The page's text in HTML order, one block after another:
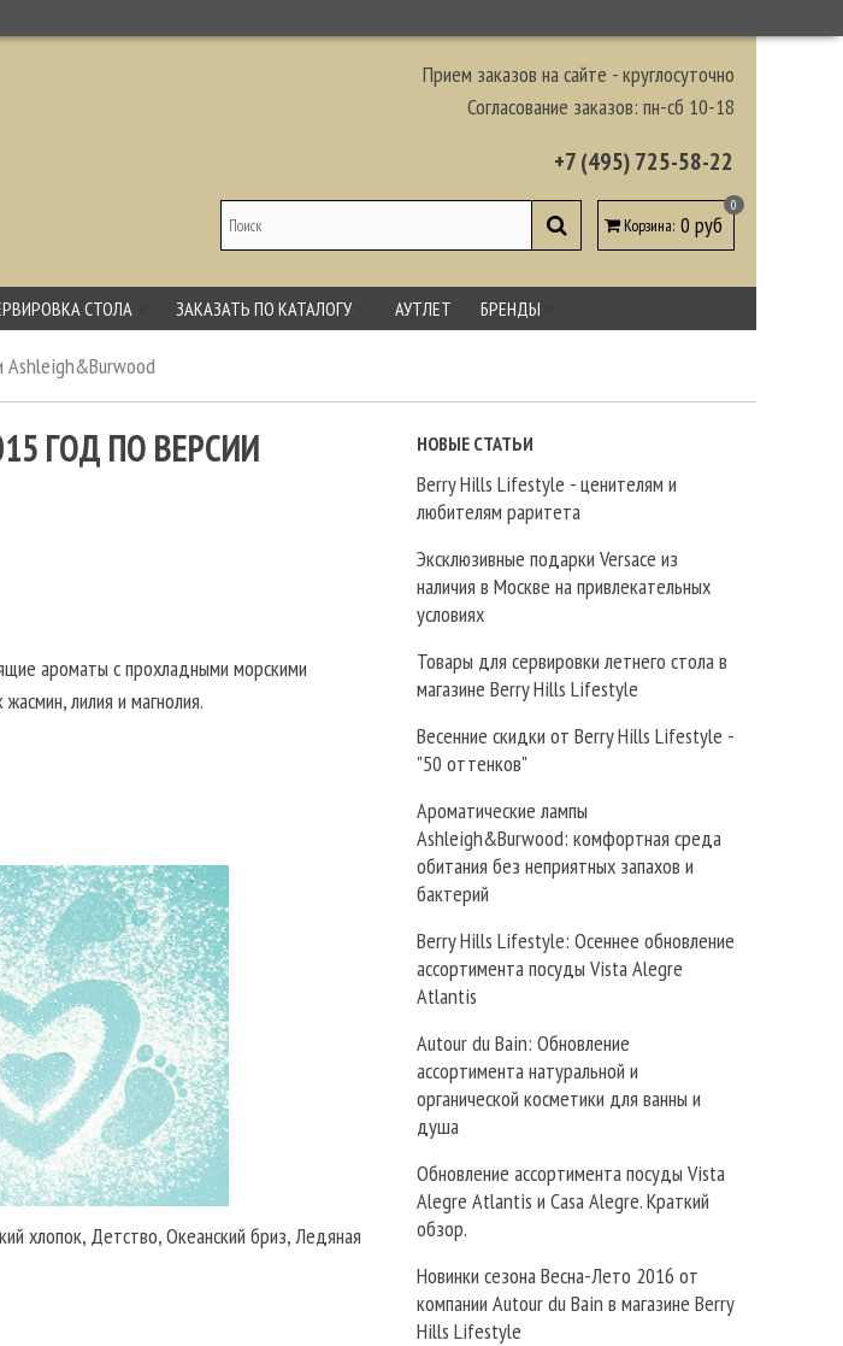
Прием заказов на сайте - круглосуточно
Согласование заказов: пн-сб 10-18
+7 (495) 725-58-22
Корзина:
0
0 руб
СТОЛА ЗАКАЗАТЬ ПО КАТАЛОГУ АУТЛЕТ БРЕНДЫ
Ashleigh&Burwood
НОВЫЕ СТАТЬИ
Berry Hills Lifestyle - ценителям и
любителям раритета
Эксклюзивные подарки Versace из
наличия в Москве на привлекательных
условиях
Товары для сервировки летнего стола в
магазине Berry Hills Lifestyle
Весенние скидки от Berry Hills Lifestyle -
"50 оттенков"
Ароматические лампы
Ashleigh&Burwood: комфортная среда
обитания без неприятных запахов и
бактерий
Berry Hills Lifestyle: Осеннее обновление
ассортимента посуды Vista Alegre
Atlantis
Autour du Bain: Обновление
ассортимента натуральной и
органической косметики для ванны и
душа
Обновление ассортимента посуды Vista
Alegre Atlantis и Casa Alegre. Краткий
обзор.
Новинки сезона Весна-Лето 2016 от
компании Autour du Bain в магазине Berry
Hills Lifestyle
ГОД ПО ВЕРСИИ
ароматы с прохладными морскими
лилия и магнолия.
хлопок, Детство, Океанский бриз, Ледяная